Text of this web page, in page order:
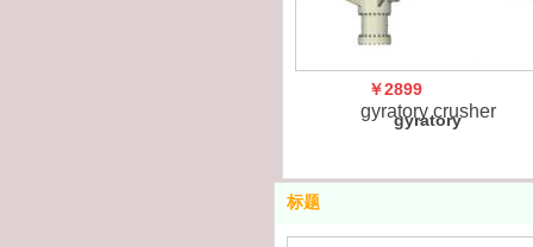
￥2899
gyratory
标题
gyratory crusher